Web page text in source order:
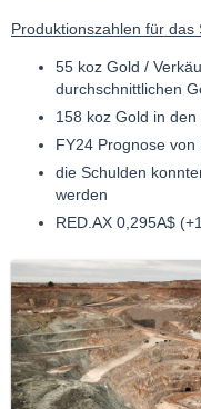
Produktionszahlen für das
55 koz Gold /
durchschnittlichen
158 koz Gold in
FY24 Prognose
die Schulden
werden
RED.AX 0,295A$